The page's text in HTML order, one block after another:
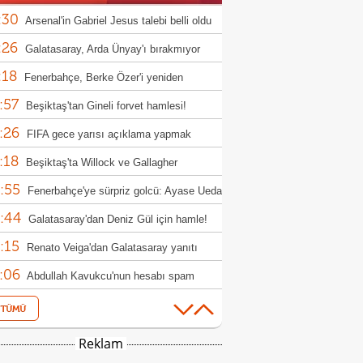
Arsenal'in Gabriel Jesus talebi belli oldu
Galatasaray, Arda Ünyay'ı bırakmıyor
Fenerbahçe, Berke Özer'i yeniden
katmak istiyor
Beşiktaş'tan Gineli forvet hamlesi!
FIFA gece yarısı açıklama yapmak
kaldı!
Beşiktaş'ta Willock ve Gallagher
flaş gelişme
Fenerbahçe'ye sürpriz golcü: Ayase Ueda
Galatasaray'dan Deniz Gül için hamle!
Renato Veiga'dan Galatasaray yanıtı
Abdullah Kavukcu'nun hesabı spam
uğradı!
Milli masa tenisçiler, WTT Avrupa
ilk turda veda etti
Beşiktaş'ta forvet harekatı! Vlahovic,
Reklam